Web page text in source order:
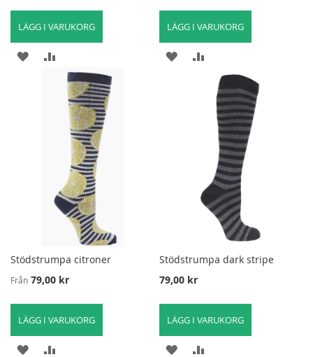
LÄGG I VARUKORG
LÄGG
ÖNSKELISTA
TILL
FÖR
ATT
JÄMFÖRA
LÄGG I VARUKORG
LÄGG
ÖNSKELISTA
TILL
FÖR
ATT
JÄMFÖRA
Stödstrumpa citroner
Från 79,00 kr
LÄGG I VARUKORG
LÄGG
Stödstrumpa dark stripe
79,00 kr
LÄGG I VARUKORG
LÄGG